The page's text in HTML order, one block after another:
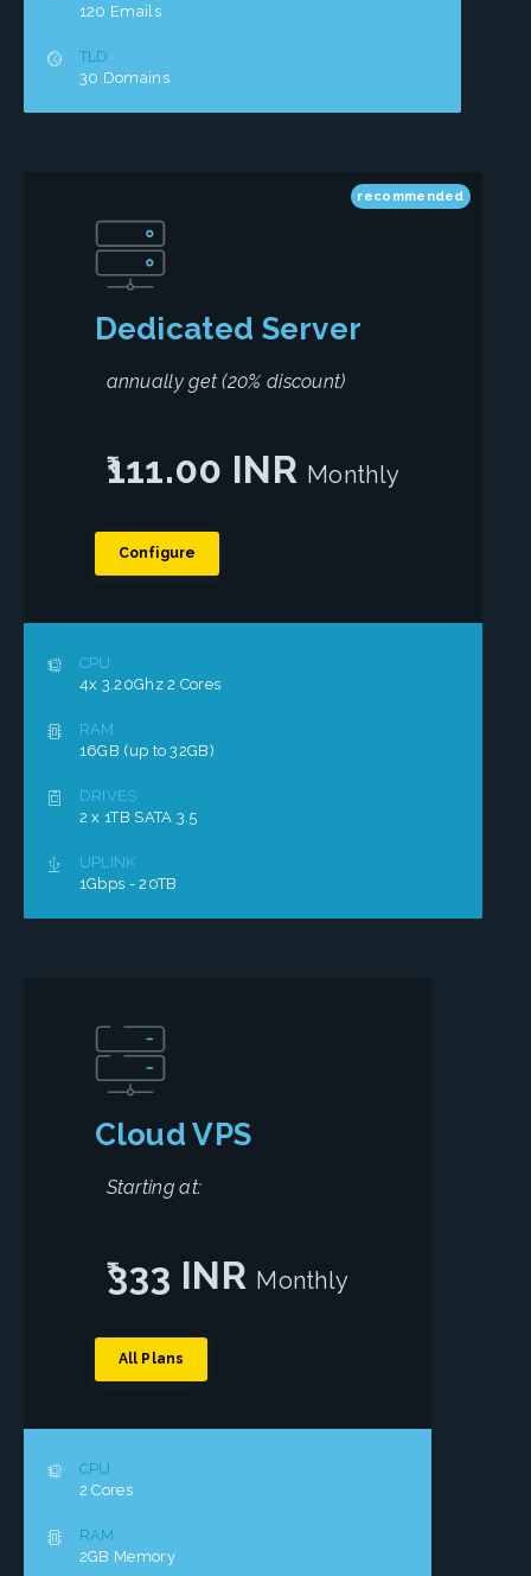
120 Emails
TLD
30 Domains
recommended
Dedicated Server
annually get (20% discount)
111.00 INR Monthly
Configure
CPU
4x 3.20Ghz 2 Cores
RAM
16GB (up to 32GB)
DRIVES
2 x 1TB SATA 3.5
UPLINK
1Gbps - 20TB
Cloud VPS
Starting at:
333 INR Monthly
All Plans
CPU
2 Cores
RAM
2GB Memory